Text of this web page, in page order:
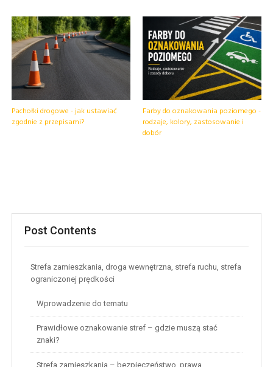
Pachołki drogowe - jak ustawiać
zgodnie z przepisami?
Farby do oznakowania poziomego -
rodzaje, kolory, zastosowanie i
dobór
Post Contents
Strefa zamieszkania, droga wewnętrzna, strefa ruchu, strefa
ograniczonej prędkości
Wprowadzenie do tematu
Prawidłowe oznakowanie stref – gdzie muszą stać
znaki?
Strefa zamieszkania – bezpieczeństwo, prawa